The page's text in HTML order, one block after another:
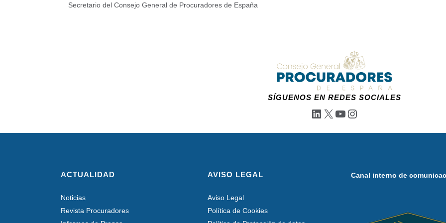
Secretario del Consejo General de Procuradores de España
SÍGUENOS EN REDES SOCIALES
LinkedIn
X YouTube
Instagram
ACTUALIDAD
Noticias
Revista Procuradores
AVISO LEGAL
Aviso Legal
Política de Cookies
Canal interno de